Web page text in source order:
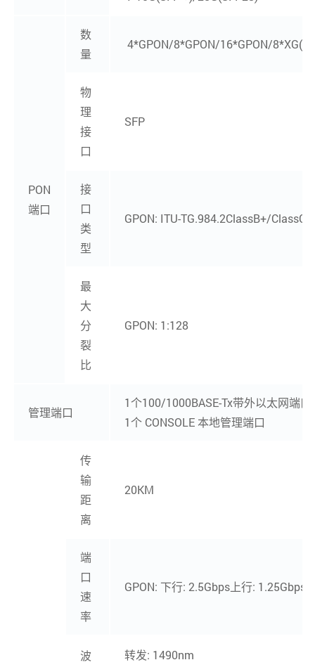
PON
端口
数
量
4*GPON/8*GPON/16*GPON/
物
理
接
口
SFP
接
口
类
型
GPON: ITU-TG.984.2ClassB+/ClassC+
最
大
分
裂
比
GPON: 1:128
管理端口
1个100/1000BASE-Tx带外以太网端口
1个 CONSOLE 本地管理端口
传
输
距
离
20KM
端
口
速
率
GPON: 下行: 2.5Gbps上行: 1.25Gbps
波
转发: 1490nm